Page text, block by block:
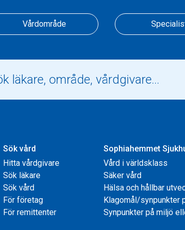
Vårdområde
Sök vård
Hitta vårdgivare
Sök läkare
Sök vård
För företag
För remittenter
Sophiahemmet
Vård i världsklass
Säker vård
Hälsa och hållbar
Klagomål/synpunkter
Synpunkter på miljö